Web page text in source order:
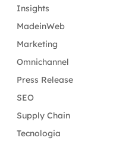
Insights
MadeinWeb
Marketing
Omnichannel
Press Release
SEO
Supply Chain
Tecnologia